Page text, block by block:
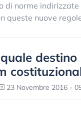
di norme indirizzate
queste nuove
destino
23 Novembre 2016 -